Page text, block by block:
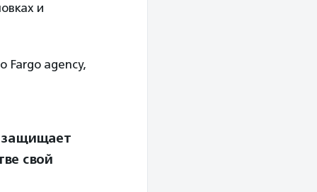
и
Fargo agency,
защищает
свой